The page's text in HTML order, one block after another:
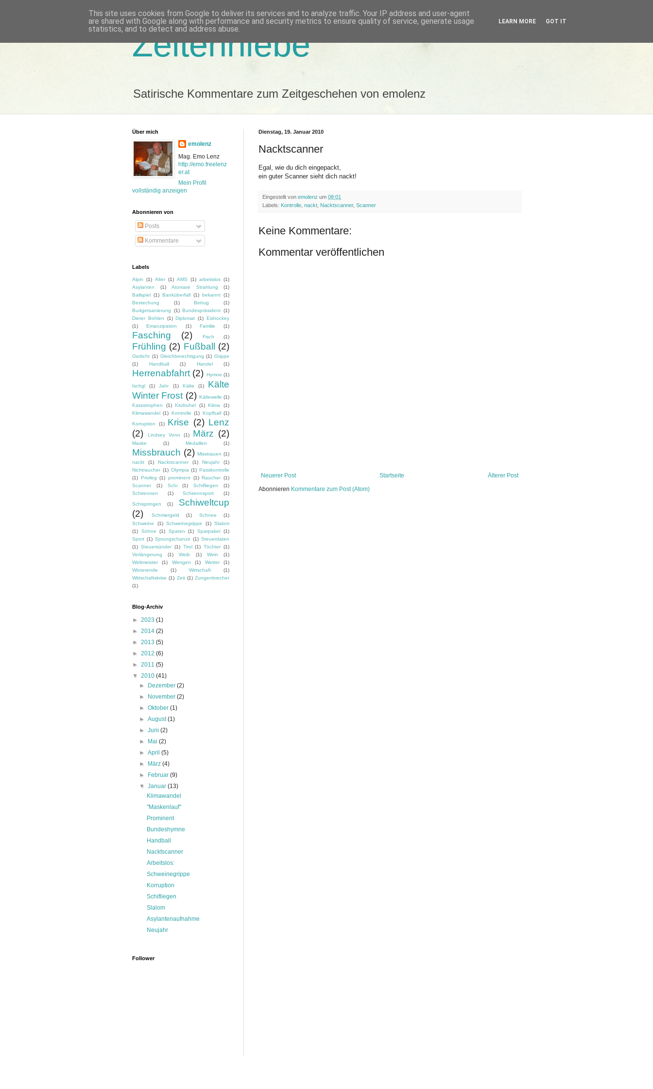
Zeitenhiebe
Satirische Kommentare zum Zeitgeschehen von emolenz
Dienstag, 19. Januar 2010
Nacktscanner
Egal, wie du dich eingepackt,
ein guter Scanner sieht dich nackt!
Eingestellt von emolenz um 08:01
Labels: Kontrolle nackt Nacktscanner, Scanner
Keine Kommentare:
Kommentar veröffentlichen
Neuerer Post Älterer Post
Startseite
Abonnieren Kommentare zum Post (Atom)
Über mich
emolenz
Mag. Emo Lenz
http://emo.freelenz
er.at
Mein Profil
vollständig anzeigen
Abonnieren von
Posts
Kommentare
Labels
Alpin (1) Alter (1) AMS (1) arbeitslos (1)
Asylanten
(1) Atomare Strahlung
(1)
Ballspiel (1) Banküberfall (1) bekannt (1)
Bestechung
(1) Betrug
(1)
Budgetsanierung
(1) Bundespräsident (1)
Dieter Bohlen
(1) Diplomat (1) Eishockey
(1)
Emanzipation (1) Familie (1)
Fasching (2) Fisch (1)
Frühling (2) Fußball (2)
Gedicht (1) Gleichberechtigung (1) Grippe
(1)
Handball (1) Handel (1)
Herrenabfahrt (2) Hymne (1)
Ischgl (1) Jahr (1) Kälte (1)
Kälte
Winter Frost (2) Kältewelle (1)
Katastrophen
(1) Kitzbühel (1) Klima
(1)
Klimawandel (1) Kontrolle (1) Kopfball (1)
Korruption
(1) Krise (2) Lenz
(2)
Lindsey Vonn (1) März (2)
Maske (1) Medaillen (1)
Missbrauch (2) Misstrauen (1)
nackt
(1) Nacktscanner (1) Neujahr
(1)
Nichtraucher (1) Olympia (1) Passkontrolle
(1) Privileg (1) prominent (1) Raucher (1)
Scanner
(1) Schi (1) Schifliegen
(1)
Schirennen
(1) Schirennsport
(1)
Schispringen
(1)
Schiweltcup
(2)
Schmiergeld (1) Schnee
(1)
Schweine
(1) Schweinegrippe (1) Slalom
(1)
Söhne (1) Sparen (1) Sparpaket (1)
Sport (1) Sprungschanze (1) Steuerdaten
(1) Steuersünder (1) Tirol (1) Töchter (1)
Verlängerung
(1) Weib (1) Wein
(1)
Weltmeister
(1) Wengen (1) Wetter
(1)
Winterende
(1) Wirtschaft
(1)
Wirtschaftskrise (1) Zeit (1) Zungenbrecher
(1)
Blog-Archiv
► 2023 (1)
► 2014 (2)
► 2013 (5)
► 2012 (6)
► 2011 (5)
▼ 2010 (41)
►
Dezember(2)
►
November(2)
►Oktober(1)
►August(1)
►Juni(2)
►
Mai(2)
►April(5)
►
März(4)
►
Februar(9)
▼Januar(13)
Klimawandel
"Maskenlauf"
Prominent
Bundeshymne
Handball
Nacktscanner
Arbeitslos:
Schweinegrippe
Korruption
Schifliegen
Slalom
Asylantenaufnahme
Neujahr
Follower
This site uses cookies from Google to deliver its services and to analyze traffic. Your IP address and user-agent
are shared with Google along with performance and security metrics to ensure quality of service, generate usage
statistics, and to detect and address abuse.
LEARN MORE GOT IT